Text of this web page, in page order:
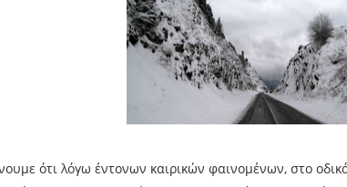
ότι λόγω έντονων καιρικών φαινομένων, στο